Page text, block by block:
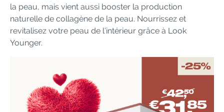
la peau, mais vient aussi booster la production
naturelle de collagène de la peau. Nourrissez et
revitalisez votre peau de l’intérieur grâce à Look
Younger.